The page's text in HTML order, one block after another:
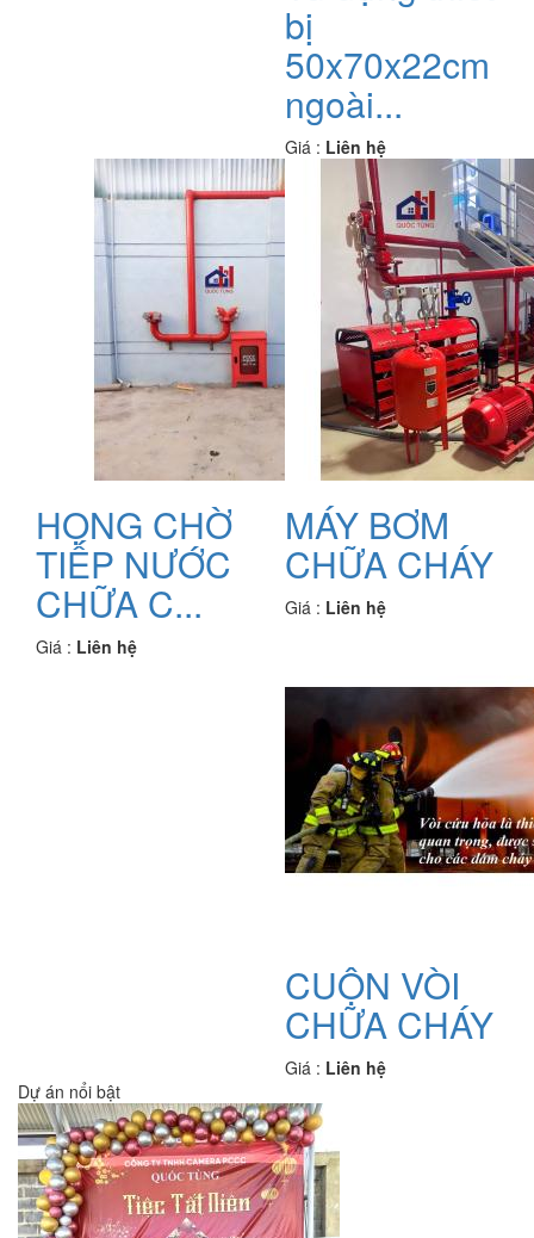
bị
50x70x22cm
ngoài...
Giá : Liên hệ
HỌNG CHỜ
TIẾP NƯỚC
CHỮA C...
Giá : Liên hệ
MÁY BƠM
CHỮA CHÁY
Giá : Liên hệ
CUỘN VÒI
CHỮA CHÁY
Giá : Liên hệ
Dự án nổi bật